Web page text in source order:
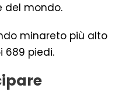
del mondo.
minareto più alto
689 piedi.